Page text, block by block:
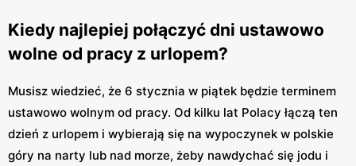
Kiedy najlepiej połączyć dni ustawowo
wolne od pracy z urlopem?
Musisz wiedzieć, że 6 stycznia w piątek będzie terminem
ustawowo wolnym od pracy. Od kilku lat Polacy łączą ten
dzień z urlopem i wybierają się na wypoczynek w polskie
góry na narty lub nad morze, żeby nawdychać się jodu i